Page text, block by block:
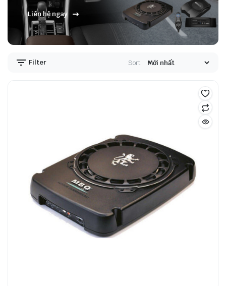
Liên hệ ngay
Filter Sort: